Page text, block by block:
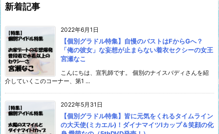
新着記事
2022年6月1日
【個別グラドル特集】自慢のバストはFからGへ？
「俺の彼女」な妄想が止まらない着衣セクシーの女王
宮瀬なこ
こんにちは、宣乳師です。 個別のナイスバディさんを紹
介していくこのコーナー、第1 ...
2022年5月31日
【個別グラドル特集】皆に元気をくれるタイムライン
の大天使(ミカエル)！ダイナマイツIカップ＆笑顔の化